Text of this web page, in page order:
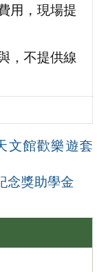
用，現場提
，不提供線
文館歡樂遊套
念獎助學金